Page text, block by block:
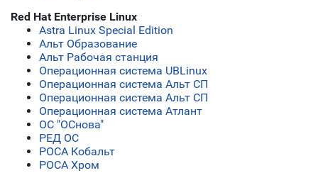
Red Hat Enterprise Linux
Astra Linux Special Edition
Альт Образование
Альт Рабочая станция
Операционная система UBLinux
Операционная система Альт СП
Операционная система Альт СП
Операционная система Атлант
ОС "ОСнова"
РЕД ОС
РОСА Кобальт
РОСА Хром